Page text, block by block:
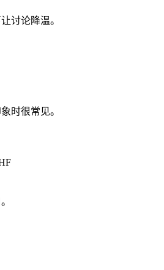
讨论降温。
时很常见。